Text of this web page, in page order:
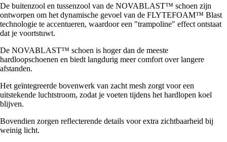
De buitenzool en tussenzool van de NOVABLAST™ schoen zijn
ontworpen om het dynamische gevoel van de FLYTEFOAM™ Blast
technologie te accentueren, waardoor een "trampoline" effect ontstaat
dat je voortstuwt.
De NOVABLAST™ schoen is hoger dan de meeste
hardloopschoenen en biedt langdurig meer comfort over langere
afstanden.
Het geïntegreerde bovenwerk van zacht mesh zorgt voor een
uitstekende luchtstroom, zodat je voeten tijdens het hardlopen koel
blijven.
Bovendien zorgen reflecterende details voor extra zichtbaarheid bij
weinig licht.